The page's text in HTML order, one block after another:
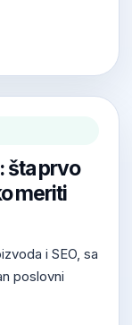
šta prvo
meriti
i SEO, sa
poslovni